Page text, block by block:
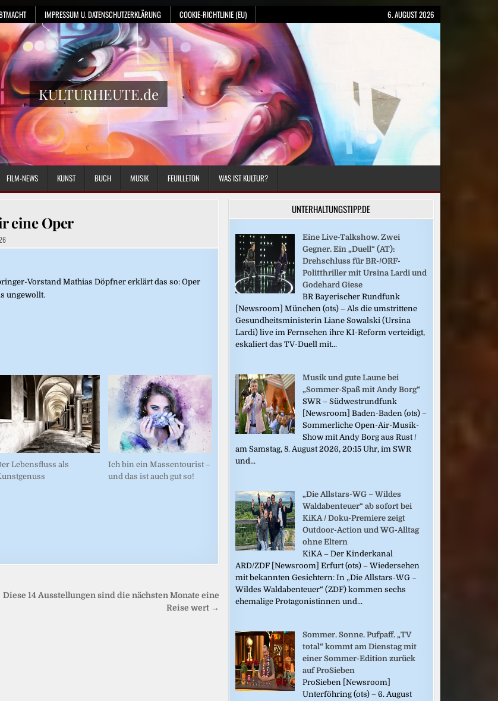
IMPRESSUM U. DATENSCHUTZERKLÄRUNG COOKIE-RICHTLINIE (EU) 6. AUGUST 2026
KULTURHEUTE.de
FILM-NEWS KUNST BUCH MUSIK FEUILLETON WAS IST KULTUR?
eine Oper
Vorstand Mathias Döpfner erklärt das so: Oper
ungewollt.
Lebensfluss als
Ich bin ein Massentourist –
und das ist auch gut so!
Diese 14 Ausstellungen sind die nächsten Monate eine
Reise wert →
UNTERHALTUNGSTIPP.DE
Eine Live-Talkshow. Zwei
Gegner. Ein „Duell“ (AT):
Drehschluss für BR-/ORF-
Politthriller mit Ursina Lardi und
Godehard Giese
BR Bayerischer Rundfunk
[Newsroom] München (ots) – Als die umstrittene
Gesundheitsministerin Liane Sowalski (Ursina
Lardi) live im Fernsehen ihre KI-Reform verteidigt,
eskaliert das TV-Duell mit...
Musik und gute Laune bei
„Sommer-Spaß mit Andy Borg“
SWR – Südwestrundfunk
[Newsroom] Baden-Baden (ots) –
Sommerliche Open-Air-Musik-
Show mit Andy Borg aus Rust /
am Samstag, 8. August 2026, 20:15 Uhr, im SWR
und...
„Die Allstars-WG – Wildes
Waldabenteuer“ ab sofort bei
KiKA / Doku-Premiere zeigt
Outdoor-Action und WG-Alltag
ohne Eltern
KiKA – Der Kinderkanal
ARD/ZDF [Newsroom] Erfurt (ots) – Wiedersehen
mit bekannten Gesichtern: In „Die Allstars-WG –
Wildes Waldabenteuer“ (ZDF) kommen sechs
ehemalige Protagonistinnen und...
Sommer. Sonne. Pufpaff. „TV
total“ kommt am Dienstag mit
einer Sommer-Edition zurück
auf ProSieben
ProSieben [Newsroom]
Unterföhring (ots) – 6. August